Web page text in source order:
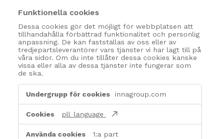
Funktionella cookies
Dessa cookies gör det möjligt för webbplatsen att
tillhandahålla förbättrad funktionalitet och personlig
anpassning. De kan fastställas av oss eller av
tredjepartsleverantörer vars tjänster vi har lagt till på
våra sidor. Om du inte tillåter dessa cookies kanske
vissa eller alla av dessa tjänster inte fungerar som
de ska.
Funktionella
cookies
innagroup.com
pll_language
1:a part